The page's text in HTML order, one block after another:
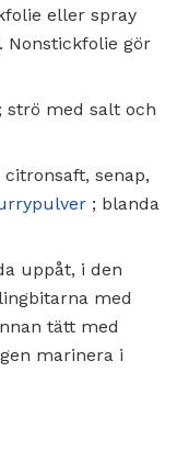
eller spray
Nonstickfolie gör
strö med salt och
senap,
; blanda
uppåt, i den
med
tätt med
marinera i